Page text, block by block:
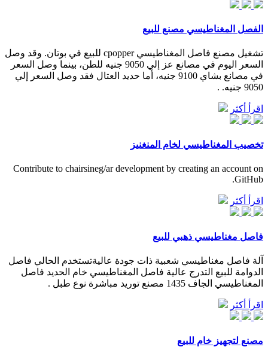
الفصل المغناطيسي مصنع للبيع
تشغيل مصنع فاصل المغناطيسي cpopper للبيع في بوتان. وقد وصل
السعر اليوم في مصانع عز إلي 9050 جنيه للطن، بينما وصل السعر
في مصانع بشاي 9100 جنيه، أما حديد العتال فقد وصل السعر إلي
9050 جنيه. .
اقرأ أكثر
تخصيب المغناطيسي لخام المنغنيز
Contribute to chairsineg/ar development by creating an account on
GitHub.
اقرأ أكثر
فاصل مغناطيسي ذهبي للبيع
آلة فاصل مغناطيسي شعبية ذات جودة عاليةتستخدم الحالي فاصل
الدوامة للبيع التدرج عالية فاصل المغناطيسي خام الحديد فاصل
المغناطيسي الجاف 1435 مصنع توريد مباشرة نوع طبل .
اقرأ أكثر
مصنع لتجهيز خام للبيع